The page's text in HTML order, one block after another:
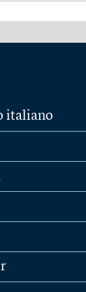
italiano